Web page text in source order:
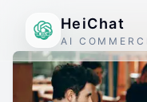
HeiChat
AI